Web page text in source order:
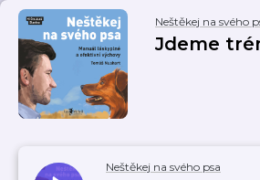
Neštěkej na svého
Jdeme
Neštěkej na svého psa